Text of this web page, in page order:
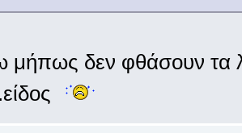
μήπως δεν φθάσουν τα